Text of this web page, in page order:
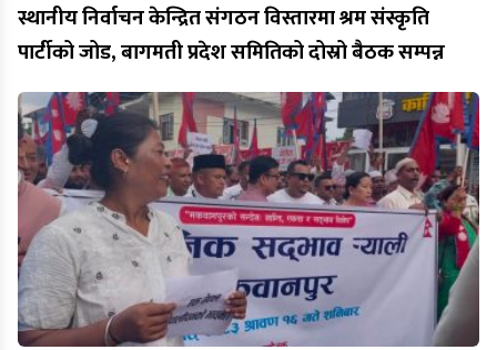
स्थानीय निर्वाचन केन्द्रित संगठन विस्तारमा श्रम संस्कृति
पार्टीको जोड, बागमती प्रदेश समितिको दोस्रो बैठक सम्पन्न